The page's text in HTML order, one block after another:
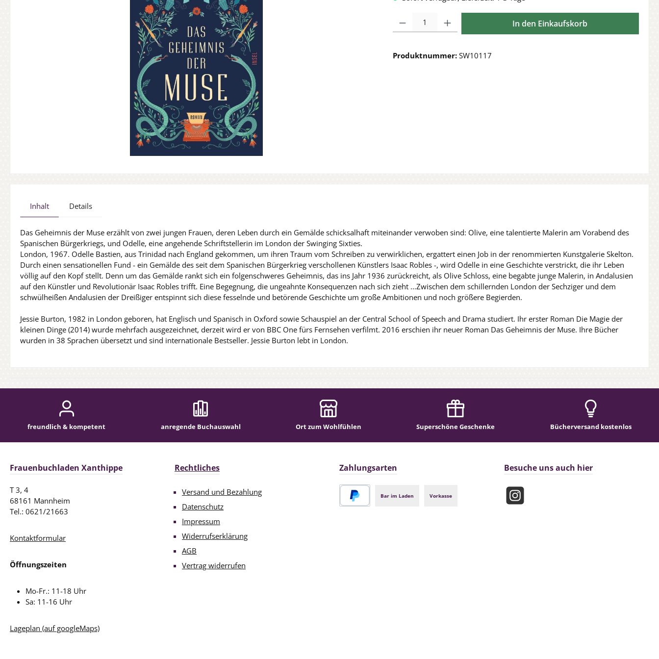
Produkt Anzahl: Gib den gewünschten Wert ein oder benutze die
In den Einkaufskorb
Produktnummer: SW10117
Inhalt Details
Das Geheimnis der Muse erzählt von zwei jungen Frauen, deren Leben durch ein Gemälde schicksalhaft miteinander verwoben sind: Olive, eine talentierte Malerin am Vorabend des
Spanischen Bürgerkriegs, und Odelle, eine angehende Schriftstellerin im London der Swinging Sixties.
London, 1967. Odelle Bastien, aus Trinidad nach England gekommen, um ihren Traum vom Schreiben zu verwirklichen, ergattert einen Job in der renommierten Kunstgalerie Skelton.
Durch einen sensationellen Fund - ein Gemälde des seit dem Spanischen Bürgerkrieg verschollenen Künstlers Isaac Robles -, wird Odelle in eine Geschichte verstrickt, die ihr Leben
völlig auf den Kopf stellt. Denn um das Gemälde rankt sich ein folgenschweres Geheimnis, das ins Jahr 1936 zurückreicht, als Olive Schloss, eine begabte junge Malerin, in Andalusien
auf den Künstler und Revolutionär Isaac Robles trifft. Eine Begegnung, die ungeahnte Konsequenzen nach sich zieht ...Zwischen dem schillernden London der Sechziger und dem
schwülheißen Andalusien der Dreißiger entspinnt sich diese fesselnde und betörende Geschichte um große Ambitionen und noch größere Begierden.
Jessie Burton, 1982 in London geboren, hat Englisch und Spanisch in Oxford sowie Schauspiel an der Central School of Speech and Drama studiert. Ihr erster Roman Die Magie der
kleinen Dinge (2014) wurde mehrfach ausgezeichnet, derzeit wird er von BBC One fürs Fernsehen verfilmt. 2016 erschien ihr neuer Roman Das Geheimnis der Muse. Ihre Bücher
wurden in 38 Sprachen übersetzt und sind internationale Bestseller. Jessie Burton lebt in London.
freundlich & kompetent anregende Buchauswahl Ort zum Wohlfühlen Superschöne Geschenke Bücherversand kostenlos
Rechtliches
Versand und Bezahlung
Datenschutz
Impressum
Widerrufserklärung
AGB
Vertrag widerrufen
Zahlungsarten
Vorkasse
Bar im Laden
Besuche uns auch hier
Instagram
Frauenbuchladen Xanthippe
T 3, 4
68161 Mannheim
Tel.: 0621/21663
Kontaktformular
Öffnungszeiten
Mo-Fr.: 11-18 Uhr
Sa: 11-16 Uhr
Lageplan (auf googleMaps)